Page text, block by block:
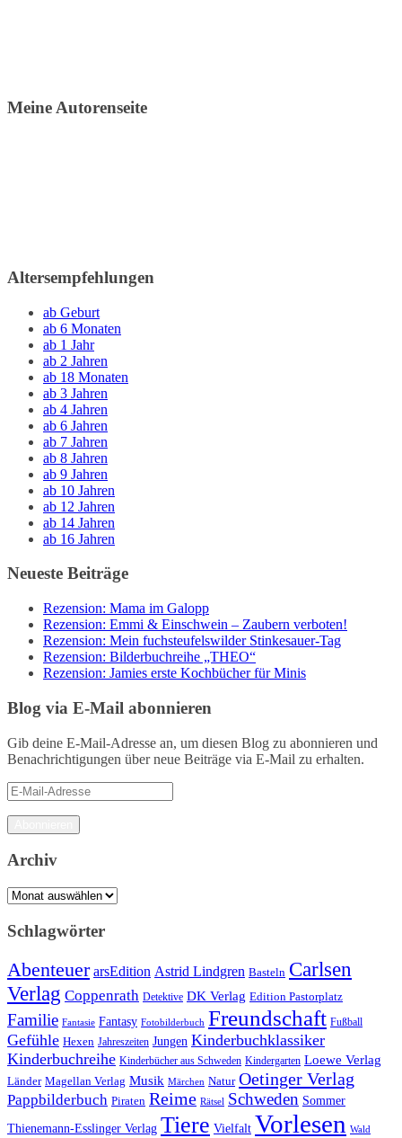
Meine Autorenseite
Altersempfehlungen
ab Geburt
ab 6 Monaten
ab 1 Jahr
ab 2 Jahren
ab 18 Monaten
ab 3 Jahren
ab 4 Jahren
ab 6 Jahren
ab 7 Jahren
ab 8 Jahren
ab 9 Jahren
ab 10 Jahren
ab 12 Jahren
ab 14 Jahren
ab 16 Jahren
Neueste Beiträge
Rezension: Mama im Galopp
Rezension: Emmi & Einschwein – Zaubern verboten!
Rezension: Mein fuchsteufelswilder Stinkesauer-Tag
Rezension: Bilderbuchreihe „THEO“
Rezension: Jamies erste Kochbücher für Minis
Blog via E-Mail abonnieren
Gib deine E-Mail-Adresse an, um diesen Blog zu abonnieren und
Benachrichtigungen über neue Beiträge via E-Mail zu erhalten.
E-
Mail-
Adresse
Archiv
Archiv
Schlagwörter
Abenteuer arsEdition Astrid Lindgren Basteln Carlsen
Verlag Coppenrath Detektive DK Verlag Edition Pastorplatz
Familie Fantasie Fantasy Fotobilderbuch Freundschaft Fußball
Gefühle Hexen Jahreszeiten Jungen Kinderbuchklassiker
Kinderbuchreihe Kinderbücher aus Schweden Kindergarten Loewe Verlag
Länder Magellan Verlag Musik Märchen Natur Oetinger Verlag
Pappbilderbuch Piraten Reime Rätsel Schweden Sommer
Thienemann-Esslinger Verlag Tiere Vielfalt Vorlesen Wald